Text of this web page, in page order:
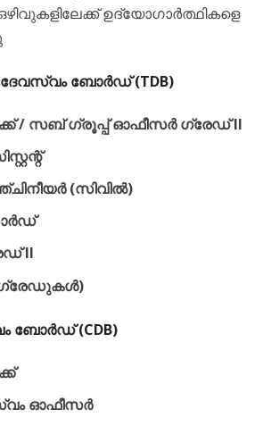
ഉദ്യോഗാർത്ഥികളെ
ദേവസ്വം ബോർഡ് (TDB)
/ സബ് ഗ്രൂപ്പ് ഓഫീസർ ഗ്രേഡ് II
(സിവിൽ)
II
ഗ്രേഡുകൾ)
ബോർഡ് (CDB)
ഓഫീസർ